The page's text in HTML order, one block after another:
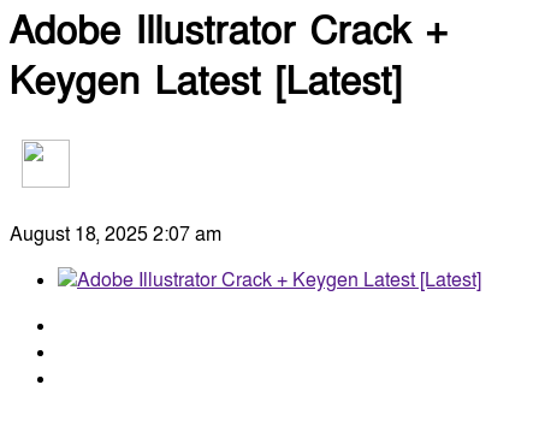
Adobe Illustrator Crack +
Keygen Latest [Latest]
August 18, 2025 2:07 am